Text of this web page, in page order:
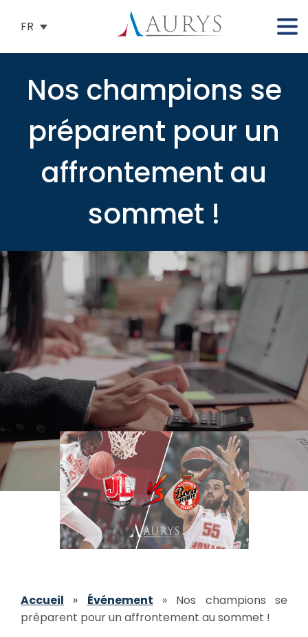
FR
Nos champions se
préparent pour un
affrontement au
sommet !
Accueil » Événement » Nos champions se
préparent pour un affrontement au sommet !